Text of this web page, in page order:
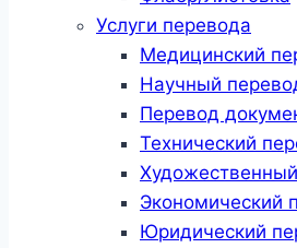
Услуги перевода
Медицинский
Научный
Перевод
Технический
Экономический
Юридический